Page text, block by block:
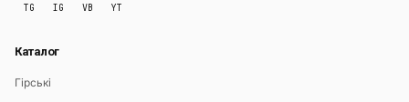
TG IG VB YT
Каталог
Гірські